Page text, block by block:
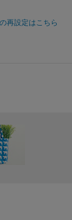
再設定はこちら